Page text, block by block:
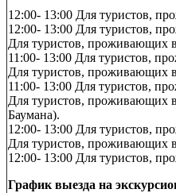
12:00- 13:00 Для туристов,
12:00- 13:00 Для туристов,
Для туристов, проживающих
11:00- 13:00 Для туристов,
Для туристов, проживающих в
11:00- 13:00 Для туристов,
Для туристов, проживающих
Баумана).
12:00- 13:00 Для туристов,
Для туристов, проживающих
12:00- 13:00 Для туристов,
График выезда на